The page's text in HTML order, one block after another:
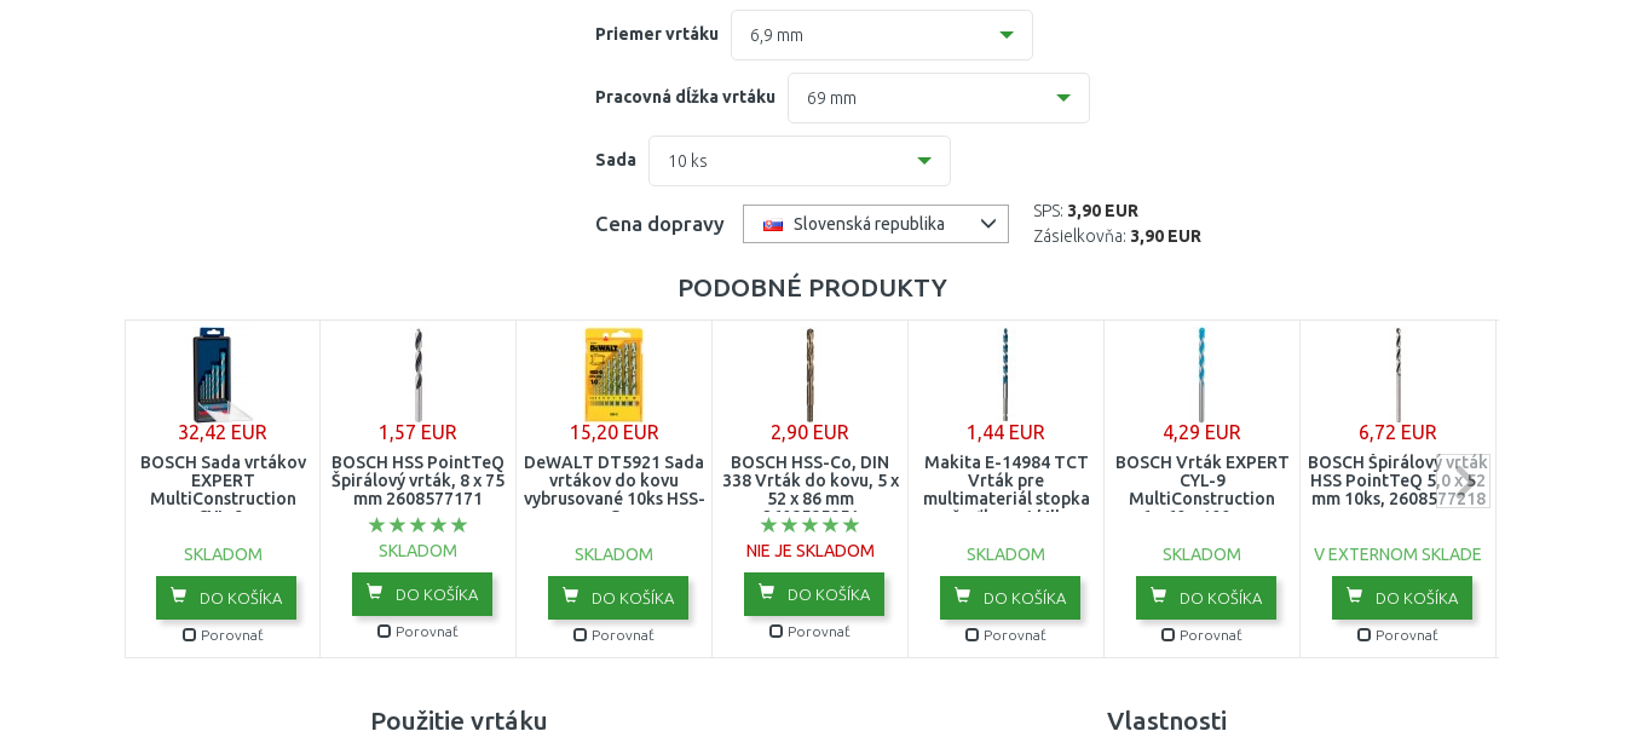
Priemer vrtáku 6,9 mm
1,1 mm
1,2 mm
1,3 mm
1,4 mm
1,7 mm
1,8 mm
1,9 mm
2 mm
2,1 mm
Pracovná dĺžka vrtáku 69 mm
16 mm
18 mm
20 mm
22 mm
24 mm
27 mm
30 mm
33 mm
36 mm
Sada 10 ks
Cena dopravy Slovenská republika
SPS: 3,90 EUR
Zásielkovňa: 3,90 EUR
PODOBNÉ PRODUKTY
32,42 EUR
BOSCH Sada vrtákov
EXPERT
MultiConstruction
CYL-9,
7 ks 2608900647
SKLADOM
DO KOŠÍKA
Porovnať
1,57 EUR
BOSCH HSS PointTeQ
Špirálový vrták, 8 x 75
mm 2608577171
SKLADOM
DO KOŠÍKA
Porovnať
15,20 EUR
DeWALT DT5921 Sada
vrtákov do kovu
vybrusované 10ks HSS-
G
SKLADOM
DO KOŠÍKA
Porovnať
2,90 EUR
BOSCH HSS-Co, DIN
338 Vrták do kovu, 5 x
52 x 86 mm
2608585851
NIE JE SKLADOM
DO KOŠÍKA
Porovnať
1,44 EUR
Makita E-14984 TCT
Vrták pre
multimateriál stopka
šesťhran 1/4''
SKLADOM
DO KOŠÍKA
Porovnať
4,29 EUR
BOSCH Vrták EXPERT
CYL-9
MultiConstruction
6 x 60 x 100 mm
SKLADOM
DO KOŠÍKA
Porovnať
6,72 EUR
BOSCH Špirálový vrták
HSS PointTeQ 5,0 x 52
mm 10ks, 2608577218
V EXTERNOM SKLADE
DO KOŠÍKA
Porovnať
Použitie vrtáku Vlastnosti